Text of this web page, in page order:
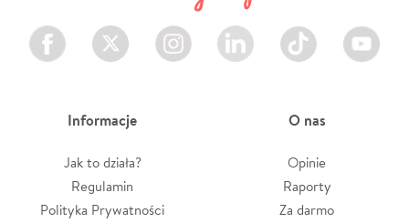
Facebook Twitter Instagram LinkedIn TikTok Youtube
Informacje
Jak to działa?
Regulamin
Polityka Prywatności
O nas
Opinie
Raporty
Za darmo